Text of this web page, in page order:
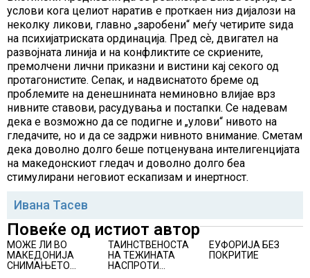
услови кога целиот наратив е проткаен низ дијалози на
неколку ликови, главно „заробени“ меѓу четирите ѕида
на психијатриската ординација. Пред сѐ, двигател на
развојната линија и на конфликтите се скриените,
премолчени лични приказни и вистини кај секого од
протагонистите. Сепак, и надвиснатото бреме од
проблемите на денешнината неминовно влијае врз
нивните ставови, расудувања и постапки. Се надевам
дека е возможно да се подигне и „улови“ нивото на
гледачите, но и да се задржи нивното внимание. Сметам
дека доволно долго беше потценувана интелигенцијата
на македонскиот гледач и доволно долго беа
стимулирани неговиот ескапизам и инертност.
Ивана Тасев
Повеќе од истиот автор
МОЖЕ ЛИ ВО
МАКЕДОНИЈА
СНИМАЊЕТО
ТАИНСТВЕНОСТА
НА ТЕЖИНАТА
НАСПРОТИ
ЕУФОРИЈА БЕЗ
ПОКРИТИЕ